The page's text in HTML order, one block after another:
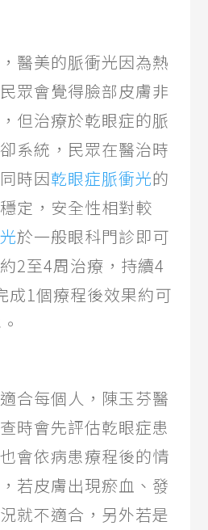
醫美的脈衝光因為熱
眾會覺得臉部皮膚非
但治療於乾眼症的脈
系統，民眾在醫治時
時因乾眼症脈衝光的
定，安全性相對較
於一般眼科門診即可
2至4周治療，持續4
成1個療程後效果約可
合每個人，陳玉芬醫
時會先評估乾眼症患
會依病患療程後的情
若皮膚出現瘀血、發
就不適合，另外若是